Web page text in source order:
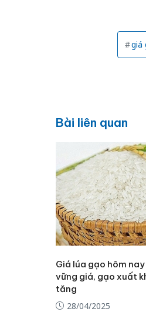
giá
Bài liên quan
Giá lúa gạo hôm
vững giá, gạo xuất
tăng
28/04/2025